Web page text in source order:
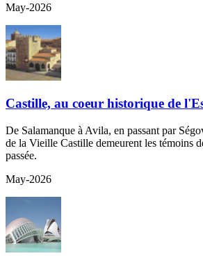
May-2026
Castille, au coeur historique de
De Salamanque à Avila, en passant par
de la Vieille Castille demeurent les témoins
passée.
May-2026